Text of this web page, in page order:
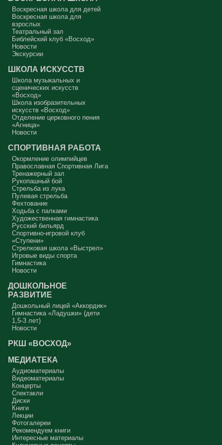
другого, но не себя.
Вот с этим предлагается войти в сплошную неделю. Ещё раз:
сплошная неделя прошла, потом две мясопустные, третья –
Масленица, прощённое воскресенье. С чем я приду?
В нас должно быть внимание к тому, что время воздержания – это
дни для приготовления не только к Пасхе, а к Небесному Царству!
Это цель жизни. Я об этом забыл, я туда хочу, но я забыл. И я
сначала увидеть в себе этого урода, а потом начать с ним борьбу.
Аминь.
Протоиерей Андрей Алексеев
Воскресная школа для детей
Воскресная школа для
взрослых
Театральный зал
Библейский клуб «Восход»
Новости
Экскурсии
ШКОЛА ИСКУССТВ
Школа музыкальных и
сценических искусств
«Восход»
Школа изобразительных
искусств «Восход»
Отделение церковного пения
«Агница»
Новости
СПОРТИВНАЯ РАБОТА
Окормление олимпийцев
Православная Спортивная Лига
Тренажерный зал
Рукопашный бой
Стрельба из лука
Пулевая стрельба
Фехтование
Ходьба с палками
Художественная гимнастика
Русский бильярд
Спортивно-игровой клуб
«Ступени»
Стрелковая школа «Выстрел»
Игровые виды спорта
Гимнастика
Новости
ДОШКОЛЬНОЕ
РАЗВИТИЕ
Дошкольный лицей «Аккордик»
Гимнастика «Ладушки» (дети
1,5-3 лет)
Новости
РКШ «ВОСХОД»
МЕДИАТЕКА
Аудиоматериалы
Видеоматериалы
Концерты
Спектакли
Диски
Книги
Лекции
Фотогалереи
Рекомендуем книги
Интересные материалы